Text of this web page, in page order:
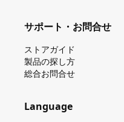
サポート・お問合せ
ストアガイド
製品の探し⽅
総合お問合せ
Language